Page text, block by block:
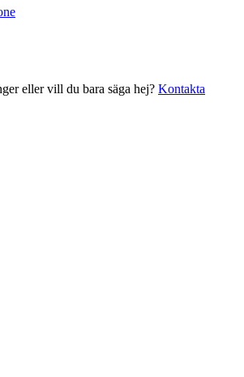
eller vill du bara säga hej? Kontakta